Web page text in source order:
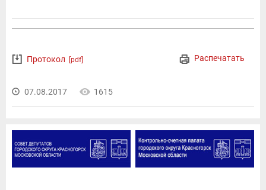
Распечатать
Протокол [pdf]
07.08.2017 1615